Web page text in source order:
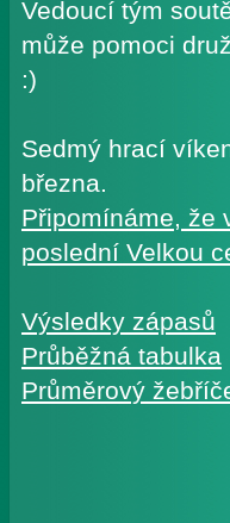
Vedoucí tým
může pomoci
:)
Sedmý hrací
března.
Připomínáme, že
poslední Velkou
Výsledky zápasů
Průběžná tabulka
Průměrový